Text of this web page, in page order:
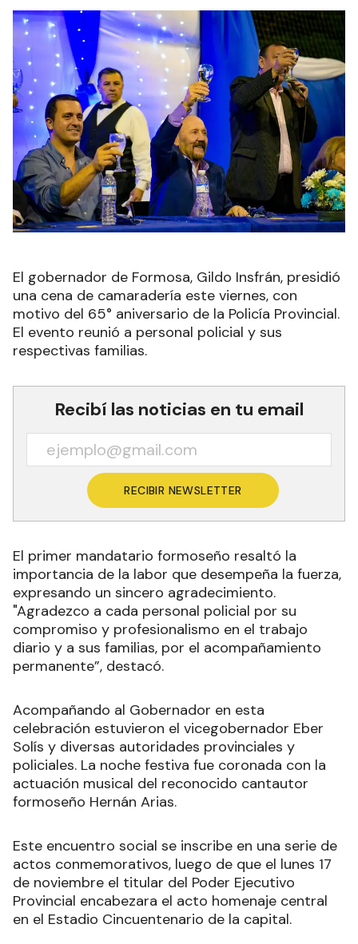
El gobernador de Formosa, Gildo Insfrán, presidió
una cena de camaradería este viernes, con
motivo del 65° aniversario de la Policía Provincial.
El evento reunió a personal policial y sus
respectivas familias.
Recibí las noticias en tu email
RECIBIR NEWSLETTER
El primer mandatario formoseño resaltó la
importancia de la labor que desempeña la fuerza,
expresando un sincero agradecimiento.
"Agradezco a cada personal policial por su
compromiso y profesionalismo en el trabajo
diario y a sus familias, por el acompañamiento
permanente”, destacó.
Acompañando al Gobernador en esta
celebración estuvieron el vicegobernador Eber
Solís y diversas autoridades provinciales y
policiales. La noche festiva fue coronada con la
actuación musical del reconocido cantautor
formoseño Hernán Arias.
Este encuentro social se inscribe en una serie de
actos conmemorativos, luego de que el lunes 17
de noviembre el titular del Poder Ejecutivo
Provincial encabezara el acto homenaje central
en el Estadio Cincuentenario de la capital.